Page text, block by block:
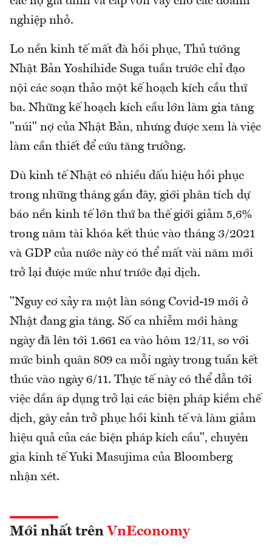
nghiệp nhỏ.
Lo nền kinh tế mất đà hồi phục, Thủ tướng
Nhật Bản Yoshihide Suga tuần trước chỉ đạo
nội các soạn thảo một kế hoạch kích cầu thứ
ba. Những kế hoạch kích cầu lớn làm gia tăng
"núi" nợ của Nhật Bản, nhưng được xem là việc
làm cần thiết để cứu tăng trưởng.
Dù kinh tế Nhật có nhiều dấu hiệu hồi phục
trong những tháng gần đây, giới phân tích dự
báo nền kinh tế lớn thứ ba thế giới giảm 5,6%
trong năm tài khóa kết thúc vào tháng 3/2021
và GDP của nước này có thể mất vài năm mới
trở lại được mức như trước đại dịch.
"Nguy cơ xảy ra một làn sóng Covid-19 mới ở
Nhật đang gia tăng. Số ca nhiễm mới hàng
ngày đã lên tới 1.661 ca vào hôm 12/11, so với
mức bình quân 809 ca mỗi ngày trong tuần kết
thúc vào ngày 6/11. Thực tế này có thể dẫn tới
việc dần áp dụng trở lại các biện pháp kiềm chế
dịch, gây cản trở phục hồi kinh tế và làm giảm
hiệu quả của các biện pháp kích cầu", chuyên
gia kinh tế Yuki Masujima của Bloomberg
nhận xét.
Mới nhất trên VnEconomy